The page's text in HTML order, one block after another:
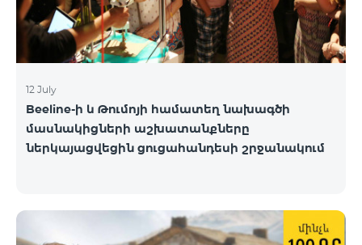
12 July
Beeline-ի և Թումոյի համատեղ նախագծի
մասնակիցների աշխատանքները
ներկայացվեցին ցուցահանդեսի շրջանակում